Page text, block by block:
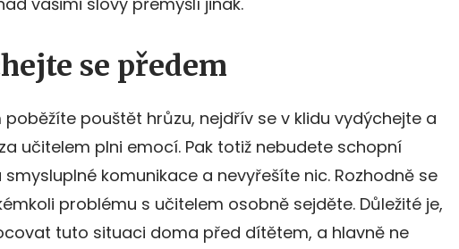
se předem
poběžíte pouštět hrůzu, nejdřív se v klidu vydýchejte a
učitelem plni emocí. Pak totiž nebudete schopní
komunikace a nevyřešíte nic. Rozhodně se
problému s učitelem osobně sejděte. Důležité je,
tuto situaci doma před dítětem, a hlavně ne